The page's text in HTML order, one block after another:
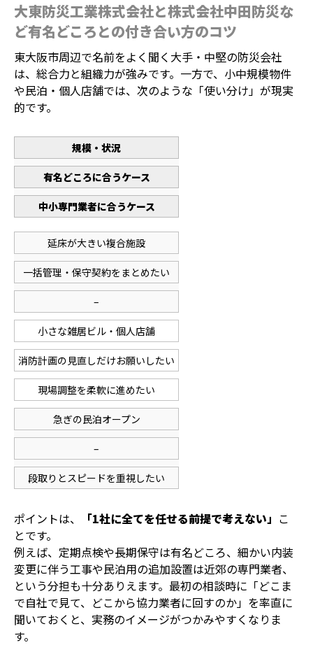
大東防災工業株式会社と株式会社中田防災な
ど有名どころとの付き合い方のコツ
東大阪市周辺で名前をよく聞く大手・中堅の防災会社
は、総合力と組織力が強みです。一方で、小中規模物件
や民泊・個人店舗では、次のような「使い分け」が現実
的です。
規模・状況
有名どころに合うケース
中小専門業者に合うケース
延床が大きい複合施設
一括管理・保守契約をまとめたい
–
小さな雑居ビル・個人店舗
消防計画の見直しだけお願いしたい
現場調整を柔軟に進めたい
急ぎの民泊オープン
–
段取りとスピードを重視したい
ポイントは、 「1社に全てを任せる前提で考えない」 こ
とです。
例えば、定期点検や長期保守は有名どころ、細かい内装
変更に伴う工事や民泊用の追加設置は近郊の専門業者、
という分担も十分ありえます。最初の相談時に「どこま
で自社で見て、どこから協力業者に回すのか」を率直に
聞いておくと、実務のイメージがつかみやすくなりま
す。